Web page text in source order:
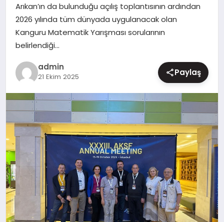
Arıkan’ın da bulunduğu açılış toplantısının ardından
2026 yılında tüm dünyada uygulanacak olan
Kanguru Matematik Yarışması sorularının
belirlendiği…
admin
21 Ekim 2025 Paylaş